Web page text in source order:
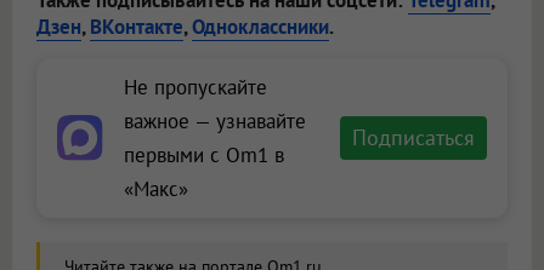
Дзен,ВКонтакте,Одноклассники.
Не пропускайте
важное — узнавайте
первыми с Om1 в
«Макс»
Подписаться